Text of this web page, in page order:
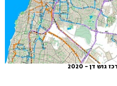
דן - 2020